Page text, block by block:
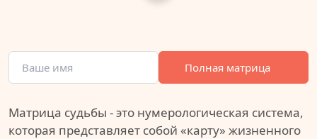
Полная матрица
Матрица судьбы - это нумерологическая система,
которая представляет собой «карту» жизненного